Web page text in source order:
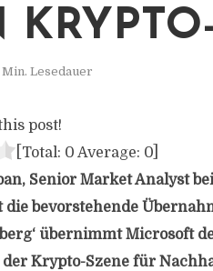
Min. Lesedauer
post!
[Total: 0 Average: 0
Senior Market Analyst
bevorstehende
übernimmt Microsoft
der Krypto-Szene für